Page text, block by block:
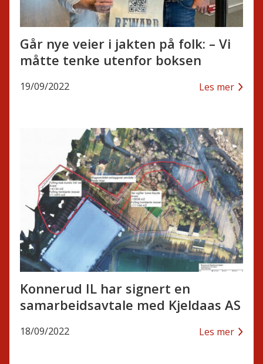
Går nye veier i jakten på folk: – Vi
måtte tenke utenfor boksen
19/09/2022 Les mer
Konnerud IL har signert en
samarbeidsavtale med Kjeldaas AS
18/09/2022 Les mer